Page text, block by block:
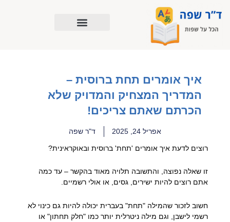
לתוכן
איך אומרים תחת ברוסית –
המדריך המצחיק והמדויק שלא
הכרתם שאתם צריכים!
אפריל 24, 2025 ד"ר שפה
רוצים לדעת איך אומרים 'תחת' ברוסית ובאוקראינית?
זו שאלה נפוצה, והתשובה תלויה מאוד בהקשר – עד כמה
אתם רוצים להיות ישירים, גסים, או אולי רשמיים.
חשוב לזכור שהמילה "תחת" בעברית יכולה להיות גם כינוי לא
רשמי לישבן, וגם מילה ניטרלית יותר כמו "חלק תחתון" או